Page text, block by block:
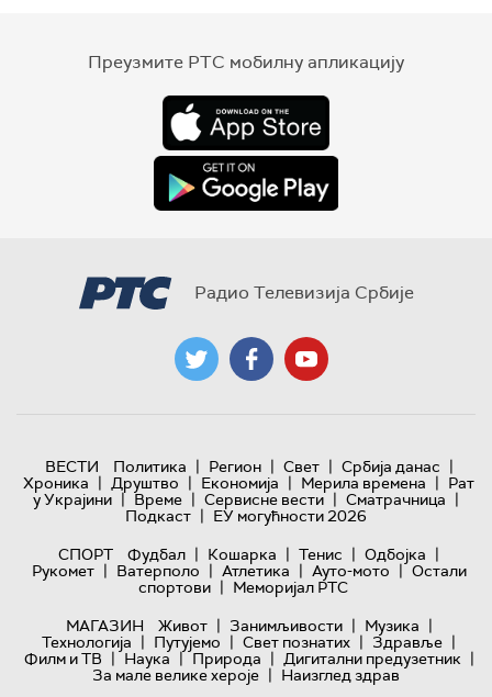
Преузмите РТС мобилну апликацију
Радио Телевизија Србије
ВЕСТИ Политика | Регион | Свет | Србија данас |
Хроника | Друштво | Економија | Мерила времена | Рат
у Украјини | Време | Сервисне вести | Сматрачница |
Подкаст | ЕУ могућности 2026
СПОРТ
Фудбал | Кошарка | Тенис | Одбојка |
Рукомет | Ватерполо | Атлетика | Ауто-мото | Остали
спортови | Меморијал РТС
МАГАЗИН
Живот | Занимљивости | Музика |
Технологијa | Путујемо | Свет познатих | Здравље |
Филм и ТВ | Наука | Природа | Дигитални предузетник |
За мале велике хероје | Наизглед здрав